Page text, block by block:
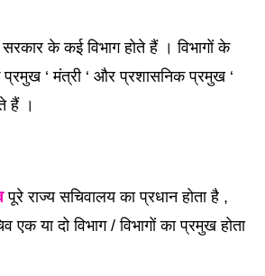
के कई विभाग होते हैं । विभागों के
प्रमुख ‘ मंत्री ‘ और प्रशासनिक प्रमुख ‘
हैं ।
पूरे राज्य सचिवालय का प्रधान होता है ,
एक या दो विभाग / विभागों का प्रमुख होता